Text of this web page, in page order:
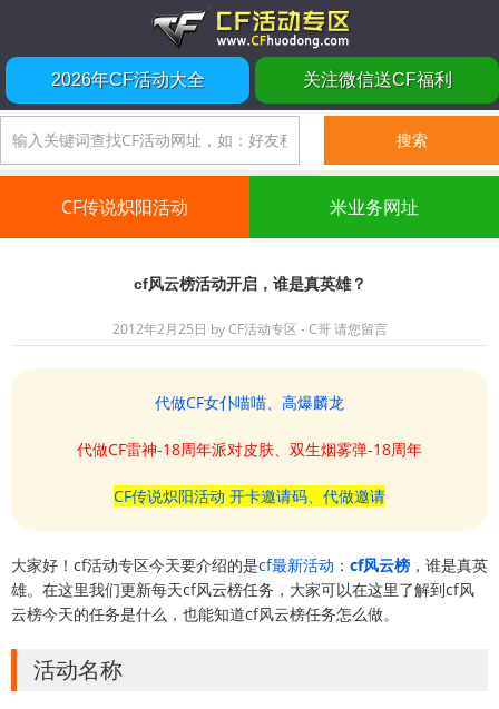
2026年CF活动大全 关注微信送CF福利
CF传说炽阳活动 米业务网址
cf风云榜活动开启，谁是真英雄？
2012年2月25日 byCF活动专区 - C哥 请您留言
代做CF女仆喵喵、高爆麟龙
代做CF雷神-18周年派对皮肤、双生烟雾弹-18周年
CF传说炽阳活动 开卡邀请码、代做邀请
大家好！cf活动专区今天要介绍的是cf最新活动 ： cf风云榜 ，谁是真英
雄。在这里我们更新每天cf风云榜任务，大家可以在这里了解到cf风
云榜今天的任务是什么，也能知道cf风云榜任务怎么做。
活动名称